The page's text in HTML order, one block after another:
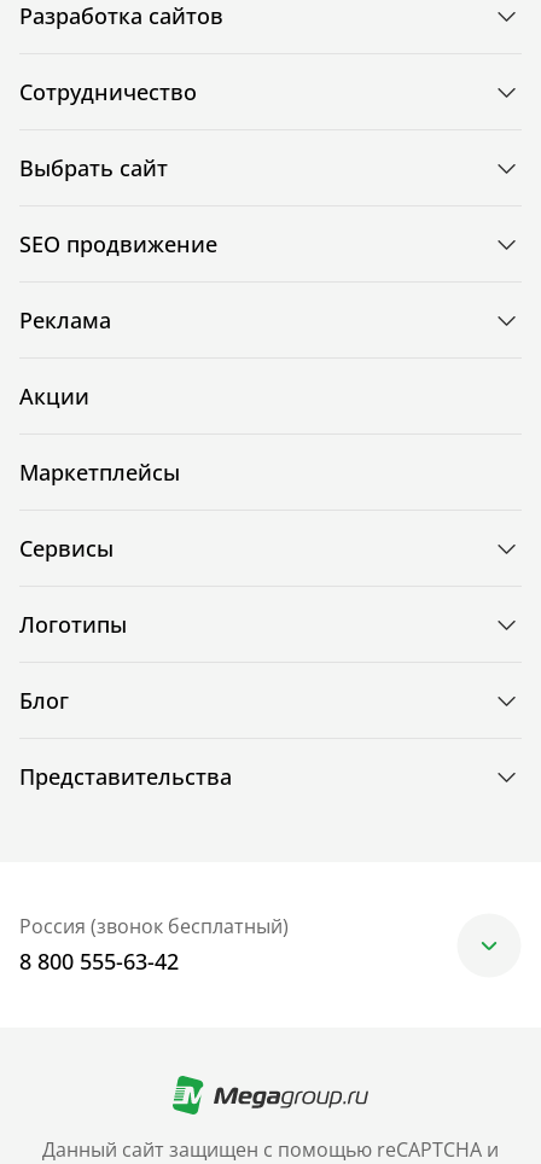
Данный сайт защищен с помощью reCAPTCHA и
Разработка сайтов
Сотрудничество
Выбрать сайт
SEO продвижение
Реклама
Акции
Маркетплейсы
Сервисы
Логотипы
Блог
Представительства
Россия (звонок бесплатный)
8 800 555-63-42
+7 (499) 705-30-10
Санкт-Петербург